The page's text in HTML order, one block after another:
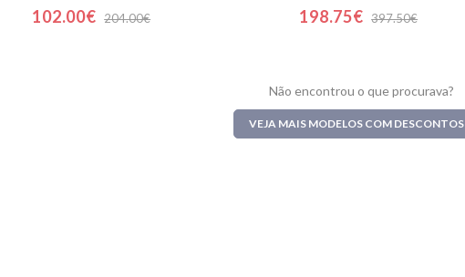
102.00€ 204.00€ 198.75€ 397.50€
Não encontrou o que procurava?
VEJA MAIS MODELOS COM DESCONTOS